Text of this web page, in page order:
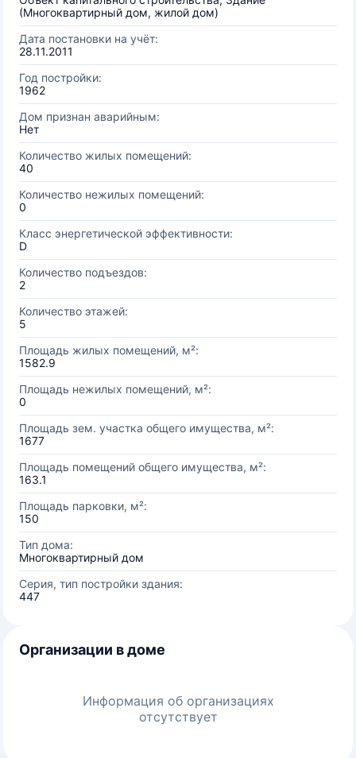
(Многоквартирный дом, жилой дом)
Дата постановки на учёт:
28.11.2011
Год постройки:
1962
Дом признан аварийным:
Нет
Количество жилых помещений:
40
Количество нежилых помещений:
0
Класс энергетической эффективности:
D
Количество подъездов:
2
Количество этажей:
5
Площадь жилых помещений, м²:
1582.9
Площадь нежилых помещений, м²:
0
Площадь зем. участка общего имущества, м²:
1677
Площадь помещений общего имущества, м²:
163.1
Площадь парковки, м²:
150
Тип дома:
Многоквартирный дом
Серия, тип постройки здания:
447
Организации в доме
Информация об организациях
отсутствует